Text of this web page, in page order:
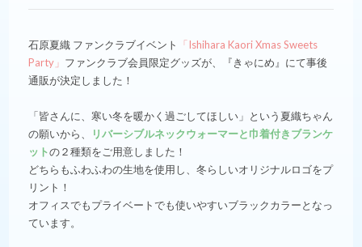
石原夏織 ファンクラブイベント
「Ishihara Kaori Xmas Sweets
Party」 ファンクラブ会員限定グッズが、『きゃにめ』にて事後
通販が決定しました！
「皆さんに、寒い冬を暖かく過ごしてほしい」という夏織ちゃん
の願いから、
リバーシブルネックウォーマーと巾着付きブランケ
ットの２種類をご用意しました！
どちらもふわふわの生地を使用し、冬らしいオリジナルロゴをプ
リント！
オフィスでもプライベートでも使いやすいブラックカラーとなっ
ています。